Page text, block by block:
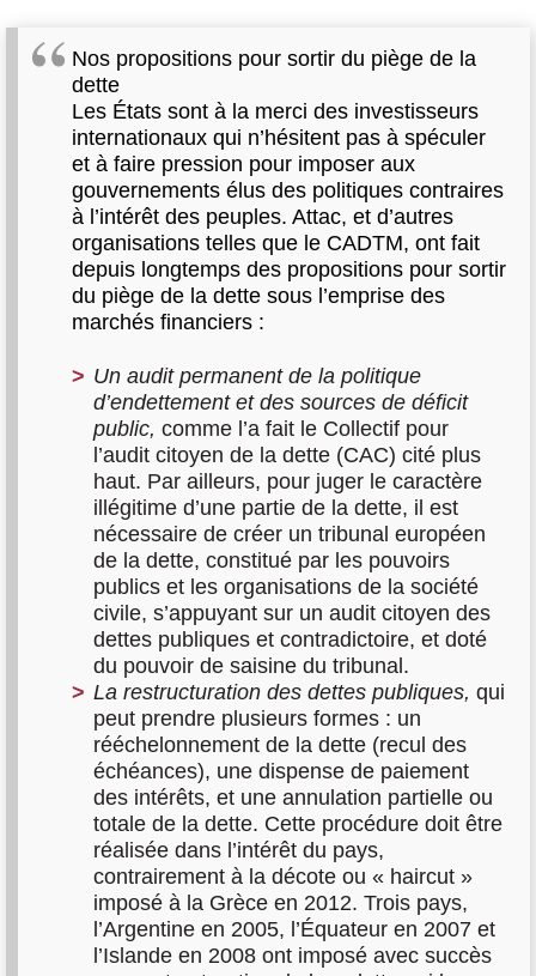
Nos propositions pour sortir du piège de la
dette
Les États sont à la merci des investisseurs
internationaux qui n’hésitent pas à spéculer
et à faire pression pour imposer aux
gouvernements élus des politiques contraires
à l’intérêt des peuples. Attac, et d’autres
organisations telles que le CADTM, ont fait
depuis longtemps des propositions pour sortir
du piège de la dette sous l’emprise des
marchés financiers :
Un audit permanent de la politique
d’endettement et des sources de déficit
public, comme l’a fait le Collectif pour
l’audit citoyen de la dette (CAC) cité plus
haut. Par ailleurs, pour juger le caractère
illégitime d’une partie de la dette, il est
nécessaire de créer un tribunal européen
de la dette, constitué par les pouvoirs
publics et les organisations de la société
civile, s’appuyant sur un audit citoyen des
dettes publiques et contradictoire, et doté
du pouvoir de saisine du tribunal.
La restructuration des dettes publiques, qui
peut prendre plusieurs formes : un
rééchelonnement de la dette (recul des
échéances), une dispense de paiement
des intérêts, et une annulation partielle ou
totale de la dette. Cette procédure doit être
réalisée dans l’intérêt du pays,
contrairement à la décote ou « haircut »
imposé à la Grèce en 2012. Trois pays,
l’Argentine en 2005, l’Équateur en 2007 et
l’Islande en 2008 ont imposé avec succès